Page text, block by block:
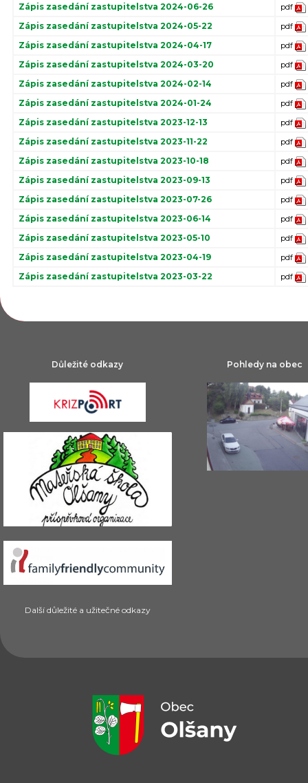
Zápis zasedání zastupitelstva 2024-06-26 pdf
Zápis zasedání zastupitelstva 2024-05-22 pdf
Zápis zasedání zastupitelstva 2024-04-17 pdf
Zápis zasedání zastupitelstva 2024-03-20 pdf
Zápis zasedání zastupitelstva 2024-02-14 pdf
Zápis zasedání zastupitelstva 2024-01-24 pdf
Zápis zasedání zastupitelstva 2023-12-13 pdf
Zápis zasedání zastupitelstva 2023-11-22 pdf
Zápis zasedání zastupitelstva 2023-10-18 pdf
Zápis zasedání zastupitelstva 2023-09-13 pdf
Zápis zasedání zastupitelstva 2023-07-26 pdf
Zápis zasedání zastupitelstva 2023-06-14 pdf
Zápis zasedání zastupitelstva 2023-05-10 pdf
Zápis zasedání zastupitelstva 2023-04-19 pdf
Zápis zasedání zastupitelstva 2023-03-22 pdf
Důležité odkazy
Další důležité a užitečné odkazy
Pohledy na obec